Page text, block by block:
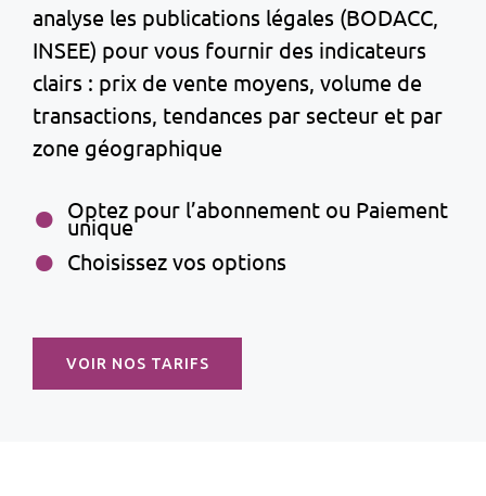
analyse les publications légales (BODACC,
INSEE) pour vous fournir des indicateurs
clairs : prix de vente moyens, volume de
transactions, tendances par secteur et par
zone géographique
Optez pour l’abonnement ou Paiement
unique
Choisissez vos options
VOIR NOS TARIFS